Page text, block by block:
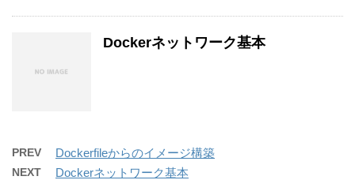
Dockerネットワーク基本
PREV Dockerfileからのイメージ構築
NEXT Dockerネットワーク基本